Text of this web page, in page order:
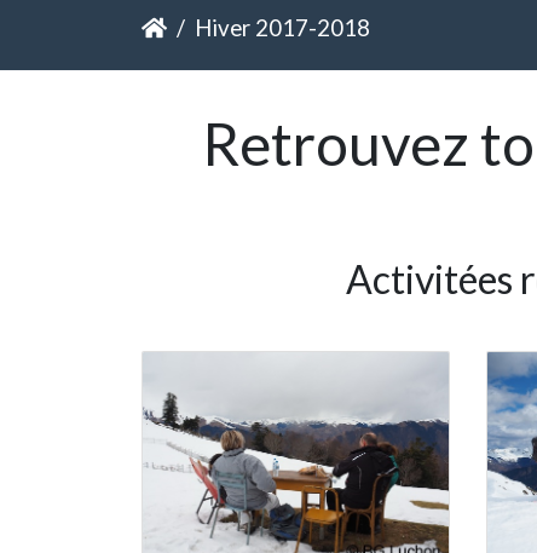
Hiver 2017-2018
Retrouvez
Activitées